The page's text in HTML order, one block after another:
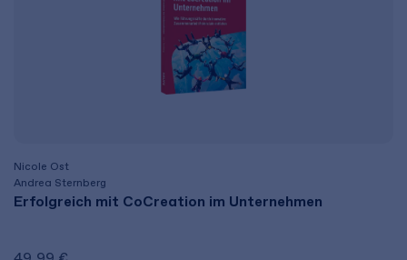
Nicole Ost
Andrea Sternberg
Erfolgreich mit CoCreation im Unternehmen